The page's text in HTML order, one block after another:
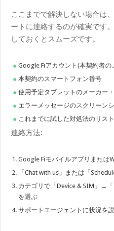
ここまでで解決しない場合は
ートに連絡するのが確実です
しておくとスムーズです。
Google Fiアカウント(本契約者の
本契約のスマートフォン番号
使用予定タブレットのメーカー
エラーメッセージのスクリーン
これまでに試した対処法のリスト
連絡方法:
Google Fiモバイルアプリまたは
「Chat with us」または「
カテゴリで「Device & SIM」→
を選ぶ
サポートエージェントに状況を